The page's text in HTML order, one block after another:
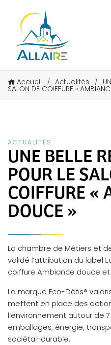
Accueil / Actualités /
SALON DE COIFFURE «
ACTUALITÉS
UNE BELLE
POUR LE
COIFFURE «
DOUCE »
La chambre de Métiers et
validé l’attribution du label
coiffure Ambiance douce
La marque Eco-Défis®
mettent en place des
l’environnement autour de
emballages, énergie,
sociétal-durable.